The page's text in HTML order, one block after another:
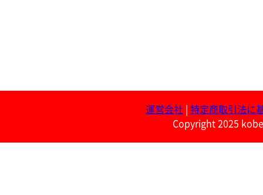
運営会社
特定商取引法に
Copyright 2025